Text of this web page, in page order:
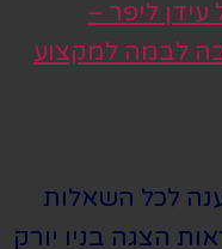
ליפר –
לבמה למקצוע
לכל השאלות
הצגה בניו יורק